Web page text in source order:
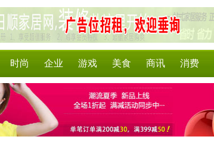
时尚 企业 游戏 美食 商讯 消费